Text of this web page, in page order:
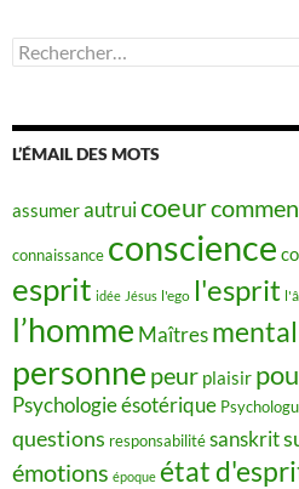
Rechercher :
L’ÉMAIL DES MOTS
assumerautruicoeur
connaissance conscience
esprit idée Jésus l'ego l'esprit
l’homme Maîtres mental
personne peur plaisir
Psychologie ésotérique
questions responsabilitésanskrit
émotions époque état